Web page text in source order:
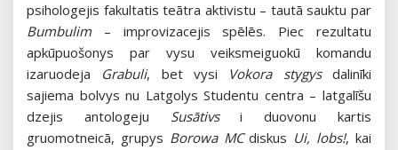
psihologejis fakultatis teātra aktivistu – tautā sauktu par
Bumbulim – improvizacejis spēlēs. Piec rezultatu
apkūpuošonys par vysu veiksmeiguokū komandu
izaruodeja Grabuli, bet vysi Vokora stygysdalinīki
sajiema bolvys nu Latgolys Studentu centra – latgalīšu
dzejis antologeju Susātivsi duovonu kartis
gruomotneicā, grupys Borowa MCdiskus Ui, lobs!, kai